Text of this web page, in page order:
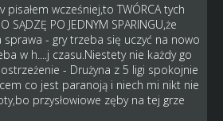
pisałem wcześniej,to TWÓRCA tych
SĄDZĘ PO JEDNYM SPARINGU,że
- gry trzeba się uczyć na nowo
w h....j czasu.Niestety nie każdy go
- Drużyna z 5 ligi spokojnie
co jest paranoją i niech mi nikt nie
przysłowiowe zęby na tej grze